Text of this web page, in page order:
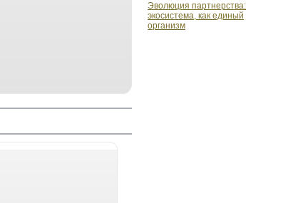
Эволюция партнерства:
экосистема, как единый
организм